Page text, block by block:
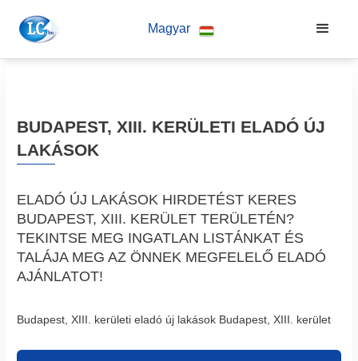
Magyar
BUDAPEST, XIII. KERÜLETI ELADÓ ÚJ
LAKÁSOK
ELADÓ ÚJ LAKÁSOK HIRDETÉST KERES
BUDAPEST, XIII. KERÜLET TERÜLETÉN?
TEKINTSE MEG INGATLAN LISTÁNKAT ÉS
TALÁJA MEG AZ ÖNNEK MEGFELELŐ ELADÓ
AJÁNLATOT!
Budapest, XIII. kerületi eladó új lakások Budapest, XIII. kerület